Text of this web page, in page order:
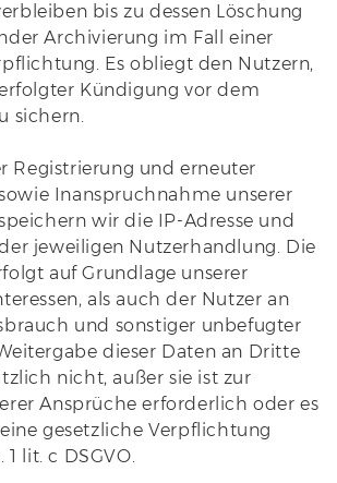
bis zu dessen Löschung
Archivierung im Fall einer
Es obliegt den Nutzern,
Kündigung vor dem
sichern.
Registrierung und erneuter
Inanspruchnahme unserer
wir die IP-Adresse und
jeweiligen Nutzerhandlung. Die
auf Grundlage unserer
als auch der Nutzer an
und sonstiger unbefugter
dieser Daten an Dritte
nicht, außer sie ist zur
Ansprüche erforderlich oder es
gesetzliche Verpflichtung
1 lit. c DSGVO.